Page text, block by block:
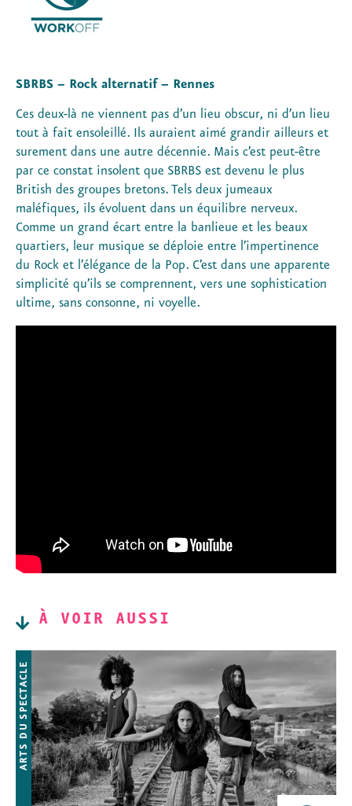
SBRBS – Rock alternatif – Rennes
Ces deux-là ne viennent pas d’un lieu obscur, ni d’un lieu
tout à fait ensoleillé. Ils auraient aimé grandir ailleurs et
surement dans une autre décennie. Mais c’est peut-être
par ce constat insolent que SBRBS est devenu le plus
British des groupes bretons. Tels deux jumeaux
maléfiques, ils évoluent dans un équilibre nerveux.
Comme un grand écart entre la banlieue et les beaux
quartiers, leur musique se déploie entre l’impertinence
du Rock et l’élégance de la Pop. C’est dans une apparente
simplicité qu’ils se comprennent, vers une sophistication
ultime, sans consonne, ni voyelle.
À VOIR AUSSI
ARTS DU SPECTACLE